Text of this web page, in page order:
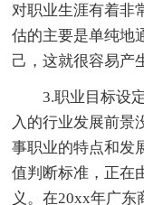
对职业生涯有着非
估的主要是单纯地
己，这就很容易产
3.职业目标设定
入的行业发展前景
事职业的特点和发
值判断标准，正在
义。在20xx年广东